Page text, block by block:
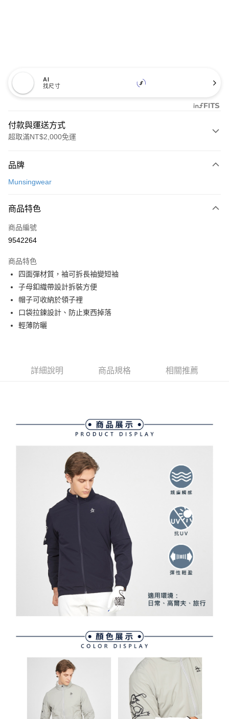
AI
找尺寸
付款與運送方式
超取滿NT$2,000免運
信用卡一次付款
LINE Pay
Apple Pay
悠遊付
大哥付你分期
相關說明
【大哥付你分期使用說明】
1.本服務由台灣大哥大提供，台灣大哥大用戶可立即使用無須另外申請。
2.付款方式選擇「大哥付你分期」，訂單成立後會自動跳轉到大哥付的交易
消。如遇「轉專審核」未通過狀況，表示未達大哥付你分期系統評分，恕無
2.透過簡訊連結打開帳單後，可選擇「超商條碼／台灣大直營門市／銀行轉
帳／街口支付／iPASS MONEY」等通路繳費。
【注意事項】
1.本服務係由「台灣大哥大股份有限公司」（以下簡稱本公司）所提供，讓
用戶於交易時，得透過本服務購買商品或服務，並由商店將買賣／分期付款
買賣價金債權讓與本公司後，依約使用本公司帳單繳交帳款。
2.基於同意付款使用「大哥付你分期」之契約關係目的，商店將以您的個人
資料（包含姓名、電話或地址）提供予台灣大哥大進項蒐集、處理及利用，
由本公司與您本人進行分期帳單所需資料之確認、核對及更正。
3.完整用戶服務條款，請詳閱以下連結：https://oppay.tw/userRule
AFTEE先享後付
相關說明
１．簡單：不需註冊會員、不需綁卡、不需儲值。
結帳頁面，進行簡訊認證並確認金額後，即可完成結帳。
２．訂單成立數日內，您將收到繳費通知簡訊。
ATM／網路銀行／等多元方式進行付款，方視為交易完成。
※ 請注意：結帳手續完成當下不需立刻繳費，但若您需要取消訂單，請聯絡
購買商品的店家。未經商家同意取消之訂單仍視為有效，需透過AFTEE先享
後付繳納相關費用。
※ 交易是否成功請以「AFTEE先享後付 」之結帳頁面顯示為準，若有關於
是否繳費成功／繳費後需取消欲退款等相關疑問，請聯繫「AFTEE先享後付
客戶支援中心」https://netprotections.freshdesk.com/support/home
【注意事項】
１．透過由恩沛科技股份有限公司提供之「AFTEE先享後付」服務完成之交
易，需依本服務之必要範圍內提供個人資料，並將交易相關給付款項請求債
權轉讓予恩沛科技股份有限公司。
２．關於個人資料處理事宜，請瀏覽以下網址：
https://aftee.tw/terms/#terms3
３．未成年的使用者請事先徵得法定代理人或監護人之同意方可使用
「AFTEE先享後付」，若未經同意申辦者引起之損失，本公司不負相關責
４．使用「AFTEE先享後付」時，將依據個別帳號之用戶狀況，依本公司即
時審查核予不同之上限額度；若仍有額度不足之情形，本公司將視審查結果
５．嚴禁一人註冊多個帳號或使用他人資訊註冊。若發現惡意使用之情形，
恩沛科技股份有限公司將有權停止該用戶之使用額度並採取法律行動。
運送方式
付款後全家取貨
每筆NT$80，滿NT$2,000(含以上)免運費
每筆NT$80，滿NT$2,000(含以上)免運費
每筆NT$80，滿NT$2,000(含以上)免運費
7-11取貨付款
每筆NT$80，滿NT$2,000(含以上)免運費
付款後7-11取貨
每筆NT$80，滿NT$2,000(含以上)免運費
每筆NT$80，滿NT$2,000(含以上)免運費
每筆NT$280，滿NT$2,000(含以上)免運費
品牌
Munsingwear
商品特色
商品編號
9542264
商品特色
四面彈材質，袖可拆長袖變短袖
子母釦織帶設計拆裝方便
帽子可收納於領子裡
口袋拉鍊設計、防止東西掉落
輕薄防曬
詳細說明 商品規格 相關推薦